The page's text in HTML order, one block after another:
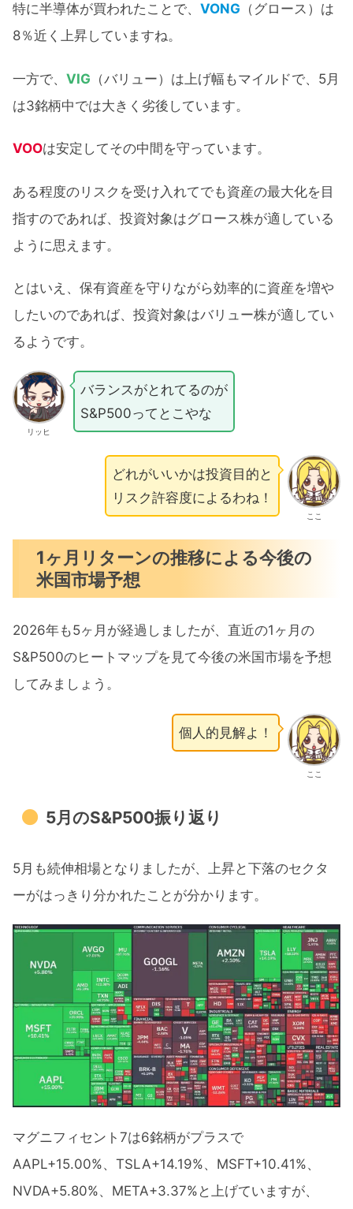
特に半導体が買われたことで、 VONG （グロース）は
8％近く上昇していますね。
一方で、 VIG （バリュー）は上げ幅もマイルドで、5月
は3銘柄中では大きく劣後しています。
VOOは安定してその中間を守っています。
ある程度のリスクを受け入れてでも資産の最大化を目
指すのであれば、投資対象はグロース株が適している
ように思えます。
とはいえ、保有資産を守りながら効率的に資産を増や
したいのであれば、投資対象はバリュー株が適してい
るようです。
リッヒ
バランスがとれてるのが
S&P500ってとこやな
ここ
どれがいいかは投資目的と
リスク許容度によるわね！
1ヶ月リターンの推移による今後の
米国市場予想
2026年も5ヶ月が経過しましたが、直近の1ヶ月の
S&P500のヒートマップを見て今後の米国市場を予想
してみましょう。
ここ
個人的見解よ！
5月のS&P500振り返り
5月も続伸相場となりましたが、上昇と下落のセクタ
ーがはっきり分かれたことが分かります。
マグニフィセント7は6銘柄がプラスで
AAPL+15.00%、TSLA+14.19%、MSFT+10.41%、
NVDA+5.80%、META+3.37%と上げていますが、